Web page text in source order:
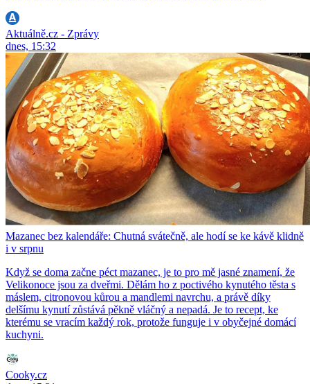
Aktuálně.cz - Zprávy
dnes, 15:32
Mazanec bez kalendáře: Chutná svátečně, ale hodí se ke kávě klidně
i v srpnu
Když se doma začne péct mazanec, je to pro mě jasné znamení, že
Velikonoce jsou za dveřmi. Dělám ho z poctivého kynutého těsta s
máslem, citronovou kůrou a mandlemi navrchu, a právě díky
delšímu kynutí zůstává pěkně vláčný a nepadá. Je to recept, ke
kterému se vracím každý rok, protože funguje i v obyčejné domácí
kuchyni.
Cooky.cz